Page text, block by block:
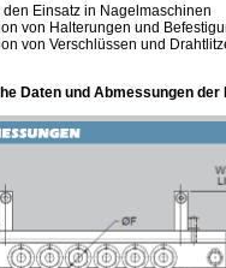
den Einsatz in Nagelmaschinen
von Halterungen und
von Verschlüssen und
Daten und Abmessungen der